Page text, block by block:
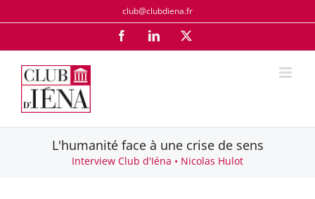
au
club@clubdiena.fr
FacebookLinkedIn
L'humanité face à une crise de sens
Interview Club d'Iéna • Nicolas Hulot